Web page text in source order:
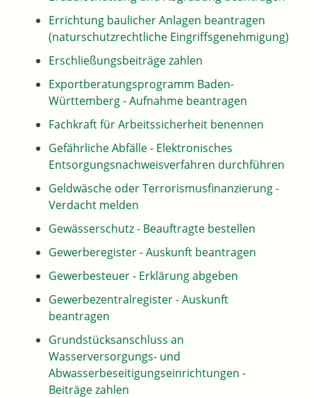
Errichtung baulicher Anlagen beantragen
(naturschutzrechtliche Eingriffsgenehmigung)
Erschließungsbeiträge zahlen
Exportberatungsprogramm Baden-
Württemberg - Aufnahme beantragen
Fachkraft für Arbeitssicherheit benennen
Gefährliche Abfälle - Elektronisches
Entsorgungsnachweisverfahren durchführen
Geldwäsche oder Terrorismusfinanzierung -
Verdacht melden
Gewässerschutz - Beauftragte bestellen
Gewerberegister - Auskunft beantragen
Gewerbesteuer - Erklärung abgeben
Gewerbezentralregister - Auskunft
beantragen
Grundstücksanschluss an
Wasserversorgungs- und
Abwasserbeseitigungseinrichtungen -
Beiträge zahlen